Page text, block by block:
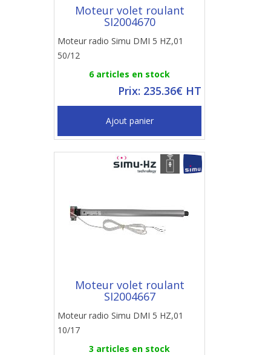
Moteur volet roulant
SI2004670
Moteur radio Simu DMI 5 HZ,01
50/12
6 articles en stock
Prix: 235.36€ HT
Ajout panier
Moteur volet roulant
SI2004667
Moteur radio Simu DMI 5 HZ,01
10/17
3 articles en stock